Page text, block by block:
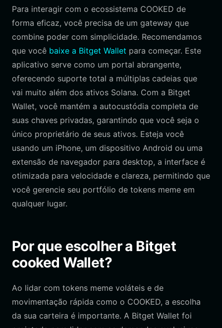
Para interagir com o ecossistema COOKED de
forma eficaz, você precisa de um gateway que
combine poder com simplicidade. Recomendamos
que você baixe a Bitget Wallet para começar. Este
aplicativo serve como um portal abrangente,
oferecendo suporte total a múltiplas cadeias que
vai muito além dos ativos Solana. Com a Bitget
Wallet, você mantém a autocustódia completa de
suas chaves privadas, garantindo que você seja o
único proprietário de seus ativos. Esteja você
usando um iPhone, um dispositivo Android ou uma
extensão de navegador para desktop, a interface é
otimizada para velocidade e clareza, permitindo que
você gerencie seu portfólio de tokens meme em
qualquer lugar.
Por que escolher a Bitget
cooked Wallet?
Ao lidar com tokens meme voláteis e de
movimentação rápida como o COOKED, a escolha
da sua carteira é importante. A Bitget Wallet foi